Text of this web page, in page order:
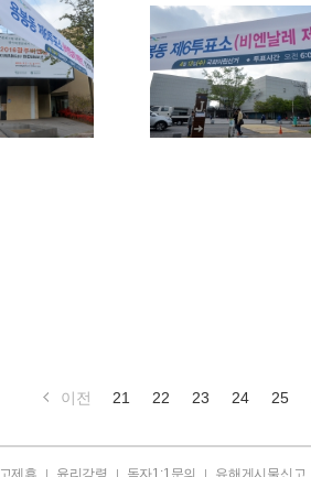
이전 21 22 23 24 25
제휴 | 윤리강령 | 독자1:1문의 | 유해게시물신고